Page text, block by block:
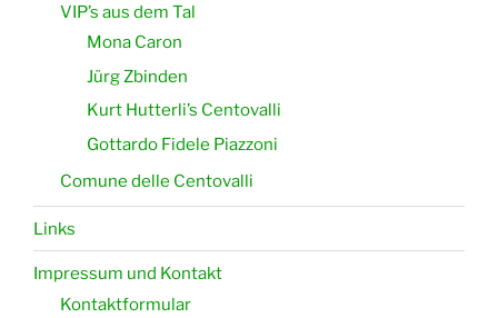
VIP’s aus dem Tal
Mona Caron
Jürg Zbinden
Kurt Hutterli’s Centovalli
Gottardo Fidele Piazzoni
Comune delle Centovalli
Links
Impressum und Kontakt
Kontaktformular